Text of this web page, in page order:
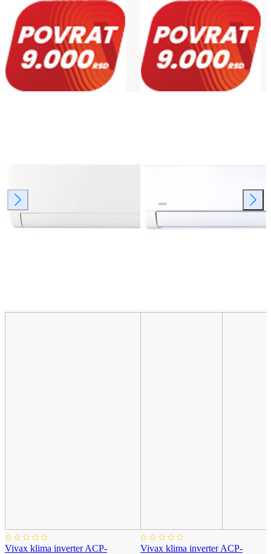
Vivax klima inverter ACP-
Vivax klima inverter ACP-